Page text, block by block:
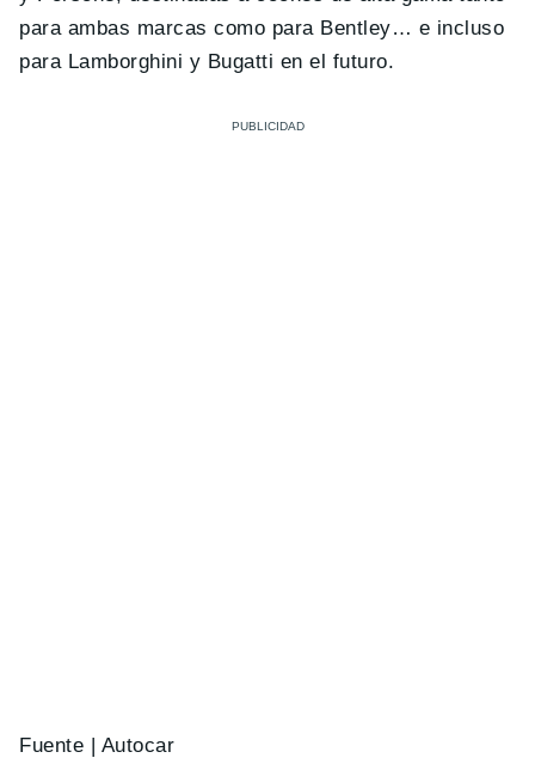
para ambas marcas como para Bentley… e incluso
para Lamborghini y Bugatti en el futuro.
Fuente | Autocar